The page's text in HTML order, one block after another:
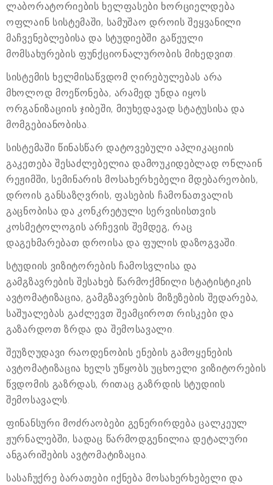
ლაბორატორიების ხელფასები ხორციელდება
ოფლაინ სისტემაში, სამუშაო დროის შეყვანილი
მაჩვენებლებისა და სტუდიებში გაწეული
მომსახურების ფუნქციონალურობის მიხედვით.
სისტემის ხელმისაწვდომ ღირებულებას არა
მხოლოდ მოეწონება, არამედ უნდა იყოს
ორგანიზაციის ჯიბეში, მიუხედავად სტატუსისა და
მომგებიანობისა.
სისტემაში წინასწარ დატოვებული აპლიკაციის
გაკეთება შესაძლებელია დამოუკიდებლად ონლაინ
რეჟიმში, სემინარის მოსახერხებელი მდებარეობის,
დროის განსაზღვრის, ფასების ჩამონათვალის
გაცნობისა და კონკრეტული სერვისისთვის
კოსმეტოლოგის არჩევის შემდეგ, რაც
დაგეხმარებათ დროისა და ფულის დაზოგვაში.
სტუდიის ვიზიტორების ჩამოსვლისა და
გამგზავრების შესახებ წარმოქმნილი სტატისტიკის
ავტომატიზაცია, გამგზავრების მიზეზების შედარება,
საშუალებას გაძლევთ შეამციროთ რისკები და
გაზარდოთ ზრდა და შემოსავალი.
შეუზღუდავი რაოდენობის ენების გამოყენების
ავტომატიზაცია ხელს უწყობს უცხოელი ვიზიტორების
წვდომის გაზრდას, რითაც გაზრდის სტუდიის
შემოსავალს.
ფინანსური მოძრაობები გენერირდება ცალკეულ
ჟურნალებში, სადაც წარმოდგენილია დეტალური
ანგარიშების ავტომატიზაცია.
სასაჩუქრე ბარათები იქნება მოსახერხებელი და